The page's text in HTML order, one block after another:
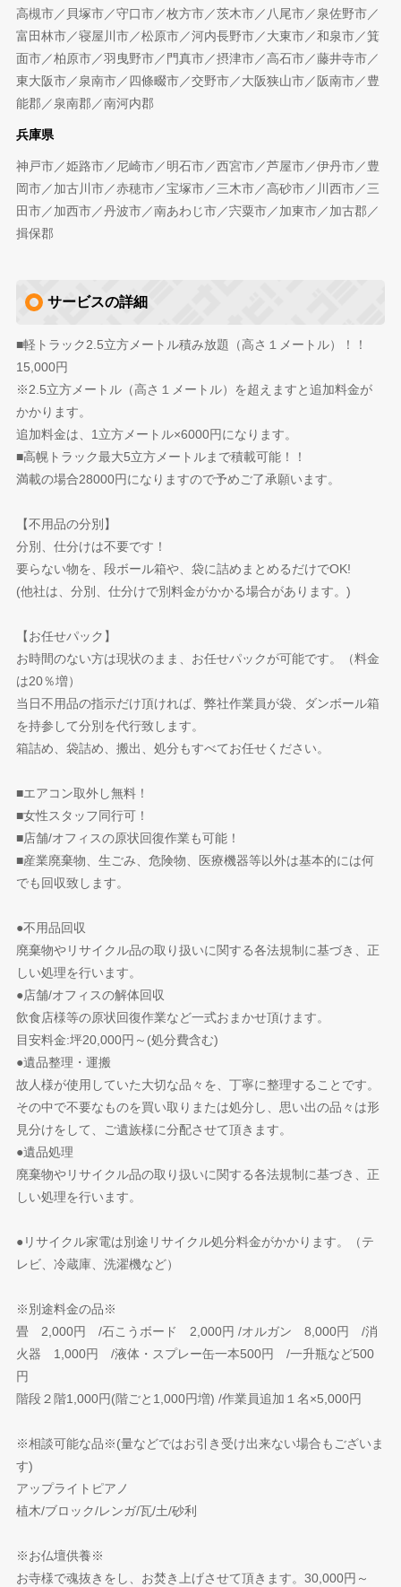
高槻市／貝塚市／守口市／枚方市／茨木市／八尾市／泉佐野市／
富田林市／寝屋川市／松原市／河内長野市／大東市／和泉市／箕
面市／柏原市／羽曳野市／門真市／摂津市／高石市／藤井寺市／
東大阪市／泉南市／四條畷市／交野市／大阪狭山市／阪南市／豊
能郡／泉南郡／南河内郡
兵庫県
神戸市／姫路市／尼崎市／明石市／西宮市／芦屋市／伊丹市／豊
岡市／加古川市／赤穂市／宝塚市／三木市／高砂市／川西市／三
田市／加西市／丹波市／南あわじ市／宍粟市／加東市／加古郡／
揖保郡
サービスの詳細
■軽トラック2.5立方メートル積み放題（高さ１メートル）！！
15,000円
※2.5立方メートル（高さ１メートル）を超えますと追加料金が
かかります。
追加料金は、1立方メートル×6000円になります。
■高幌トラック最大5立方メートルまで積載可能！！
満載の場合28000円になりますので予めご了承願います。
【不用品の分別】
分別、仕分けは不要です！
要らない物を、段ボール箱や、袋に詰めまとめるだけでOK!
(他社は、分別、仕分けで別料金がかかる場合があります。)
【お任せパック】
お時間のない方は現状のまま、お任せパックが可能です。（料金
は20％増）
当日不用品の指示だけ頂ければ、弊社作業員が袋、ダンボール箱
を持参して分別を代行致します。
箱詰め、袋詰め、搬出、処分もすべてお任せください。
■エアコン取外し無料！
■女性スタッフ同行可！
■店舗/オフィスの原状回復作業も可能！
■産業廃棄物、生ごみ、危険物、医療機器等以外は基本的には何
でも回収致します。
●不用品回収
廃棄物やリサイクル品の取り扱いに関する各法規制に基づき、正
しい処理を行います。
●店舗/オフィスの解体回収
飲食店様等の原状回復作業など一式おまかせ頂けます。
目安料金:坪20,000円～(処分費含む)
●遺品整理・運搬
故人様が使用していた大切な品々を、丁寧に整理することです。
その中で不要なものを買い取りまたは処分し、思い出の品々は形
見分けをして、ご遺族様に分配させて頂きます。
●遺品処理
廃棄物やリサイクル品の取り扱いに関する各法規制に基づき、正
しい処理を行います。
●リサイクル家電は別途リサイクル処分料金がかかります。（テ
レビ、冷蔵庫、洗濯機など）
※別途料金の品※
畳 2,000円 /石こうボード 2,000円 /オルガン 8,000円 /消
火器 1,000円 /液体・スプレー缶一本500円 /一升瓶など500
円
階段２階1,000円(階ごと1,000円増) /作業員追加１名×5,000円
※相談可能な品※(量などではお引き受け出来ない場合もございま
す)
アップライトピアノ
植木/ブロック/レンガ/瓦/土/砂利
※お仏壇供養※
お寺様で魂抜きをし、お焚き上げさせて頂きます。30,000円～